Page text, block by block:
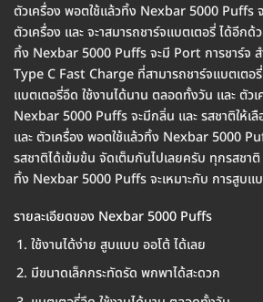
ตัวเครื่อง พอตใช้แล้วทิ้ง Nexbar 5000 Puffs
ตัวเครื่อง และ จะาสมารถชาร์จแบตเตอรี่ ได้อีก
ทิ้ง Nexbar 5000 Puffs จะมี Port การชาร์จ
Type C Fast Charge ที่สามารถชาร์จแบตเตอรี่
แบตเตอรี่อึด ใช้งานได้นาน ตลอดทั้งวัน และ ตัว
Nexbar 5000 Puffs จะมีกลิ่น และ รสชาติให้เ
และ ตัวเครื่อง พอตใช้แล้วทิ้ง Nexbar 5000
รสชาติได้เข้มข้น จัดเต็มกันไปเลยครับ ทุกรสชา
ทิ้ง Nexbar 5000 Puffs จะเหมาะกับ การสูบแ
รายละเอียดของ Nexbar 5000 Puffs
ใช้งานได้ง่าย สูบแบบ ออโต้ ได้เลย
มีขนาดเล็กกระทัดรัด พกพาได้สะดวก